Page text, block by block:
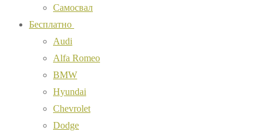
Самосвал
Бесплатно
Audi
Alfa Romeo
BMW
Hyundai
Chevrolet
Dodge